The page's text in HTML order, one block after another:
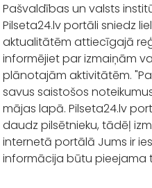
Pašvaldības un valsts
Pilseta24.lv portāli sniedz
aktualitātēm attiecīgajā
informējiet par izmaiņām
plānotajām aktivitātēm.
savus saistošos
mājas lapā. Pilseta24.lv
daudz pilsētnieku, tādēļ
internetā portālā Jums ir
informācija būtu pieejama